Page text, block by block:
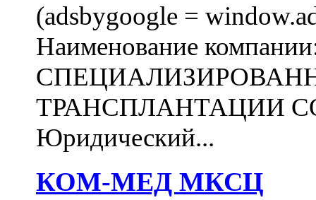
(adsbygoogle =
Наименование
ТРАНСПЛАНТАЦИИ
Юридический...
КОМ-МЕД МКСЦ